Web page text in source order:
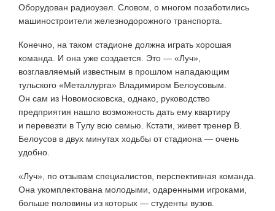
Оборудован радиоузел. Словом, о многом позаботились
машиностроители железнодорожного транспорта.
Конечно, на таком стадионе должна играть хорошая
команда. И она уже создается. Это — «Луч»,
возглавляемый известным в прошлом нападающим
тульского «Металлурга» Владимиром Белоусовым.
Он сам из Новомосковска, однако, руководство
предприятия нашло возможность дать ему квартиру
и перевезти в Тулу всю семью. Кстати, живет тренер В.
Белоусов в двух минутах ходьбы от стадиона — очень
удобно.
«Луч», по отзывам специалистов, перспективная команда.
Она укомплектована молодыми, одаренными игроками,
больше половины из которых — студенты вузов.